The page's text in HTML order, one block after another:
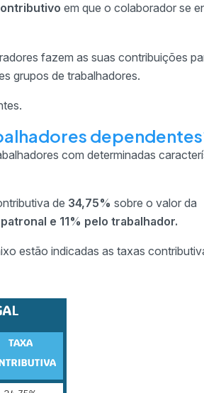
em que o colaborador se
fazem as suas contribuições
grupos de trabalhadores.
com determinadas
de 34,75% sobre o valor da
e 11% pelo trabalhador.
estão indicadas as taxas